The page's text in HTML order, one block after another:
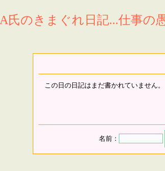
A氏のきまぐれ日記...仕事の
この日の日記はまだ書かれていません。
名前：